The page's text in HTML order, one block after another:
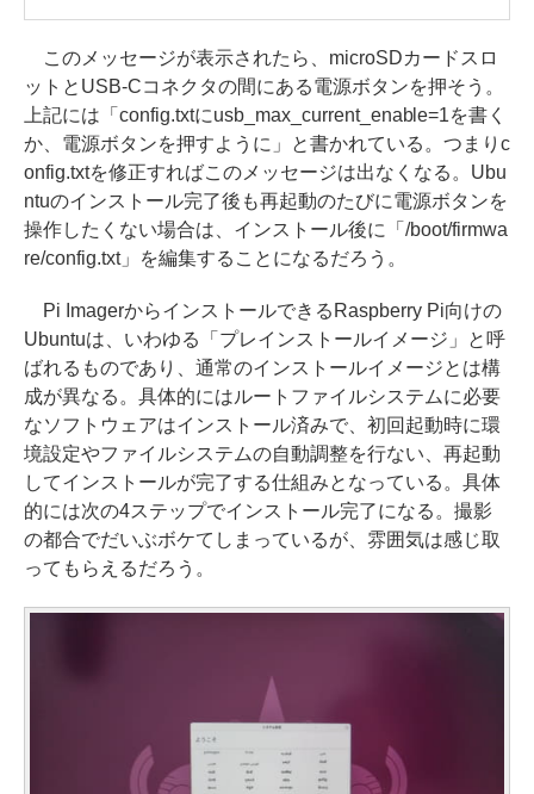
このメッセージが表示されたら、microSDカードスロ
ットとUSB-Cコネクタの間にある電源ボタンを押そう。
上記には「config.txtにusb_max_current_enable=1を書く
か、電源ボタンを押すように」と書かれている。つまりc
onfig.txtを修正すればこのメッセージは出なくなる。Ubu
ntuのインストール完了後も再起動のたびに電源ボタンを
操作したくない場合は、インストール後に「/boot/firmwa
re/config.txt」を編集することになるだろう。
Pi ImagerからインストールできるRaspberry Pi向けの
Ubuntuは、いわゆる「プレインストールイメージ」と呼
ばれるものであり、通常のインストールイメージとは構
成が異なる。具体的にはルートファイルシステムに必要
なソフトウェアはインストール済みで、初回起動時に環
境設定やファイルシステムの自動調整を行ない、再起動
してインストールが完了する仕組みとなっている。具体
的には次の4ステップでインストール完了になる。撮影
の都合でだいぶボケてしまっているが、雰囲気は感じ取
ってもらえるだろう。